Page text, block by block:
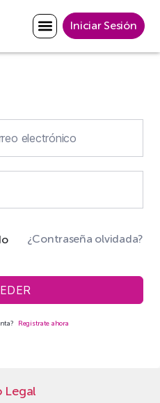
Iniciar Sesión
¿Contraseña olvidada?
Regístrate ahora
Legal